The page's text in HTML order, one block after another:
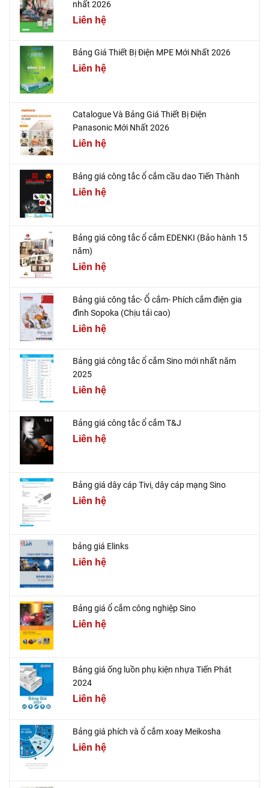
nhất 2026
Liên hệ
Bảng Giá Thiết Bị Điện MPE Mới Nhất 2026
Liên hệ
Catalogue Và Bảng Giá Thiết Bị Điện
Panasonic Mới Nhất 2026
Liên hệ
Bảng giá công tắc ổ cắm cầu dao Tiến Thành
Liên hệ
Bảng giá công tắc ổ cắm EDENKI (Bảo hành 15
năm)
Liên hệ
Bảng giá công tắc- Ổ cắm- Phích cắm điện gia
đình Sopoka (Chịu tải cao)
Liên hệ
Bảng giá công tắc ổ cắm Sino mới nhất năm
2025
Liên hệ
Bảng giá công tắc ổ cắm T&J
Liên hệ
Bảng giá dây cáp Tivi, dây cáp mạng Sino
Liên hệ
bảng giá Elinks
Liên hệ
Bảng giá ổ cắm công nghiệp Sino
Liên hệ
Bảng giá ống luồn phụ kiện nhựa Tiến Phát
2024
Liên hệ
Bảng giá phích và ổ cắm xoay Meikosha
Liên hệ